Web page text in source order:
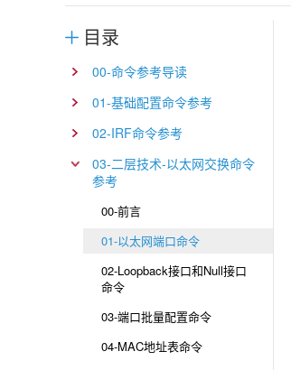
目录
00-命令参考导读
01-基础配置命令参考
02-IRF命令参考
03-二层技术-以太网交换命令
参考
00-前言
01-以太网端口命令
02-Loopback接口和Null接口
命令
03-端口批量配置命令
04-MAC地址表命令